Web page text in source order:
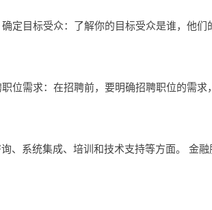
定目标受众：了解你的目标受众是谁，他们
位需求：在招聘前，要明确招聘职位的需求
、系统集成、培训和技术支持等方面。 金融